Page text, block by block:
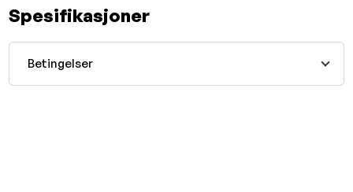
Spesifikasjoner
Betingelser